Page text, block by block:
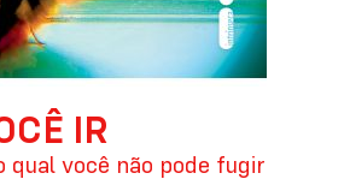
IR
qual você não pode fugir